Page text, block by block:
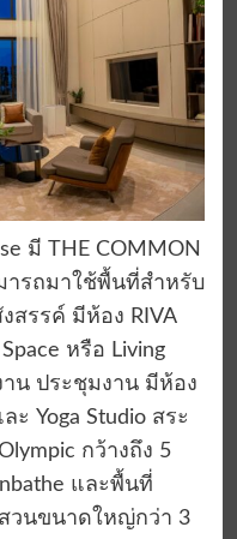
มี THE COMMON
ารถมาใช้พื้นที่สำหรับ
สรรค์ มีห้อง RIVA
หรือ Living
าน ประชุมงาน มีห้อง
ะ Yoga Studio สระ
กว้างถึง 5
และพื้นที่
วนขนาดใหญ่กว่า 3